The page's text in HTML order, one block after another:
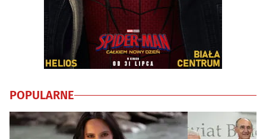
POPULARNE